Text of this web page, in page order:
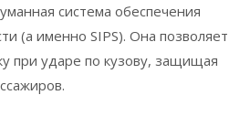
система обеспечения
(а именно SIPS). Она позволяет
при ударе по кузову, защищая